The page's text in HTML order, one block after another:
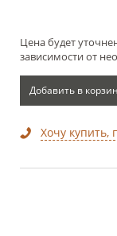
Цена будет
зависимости от
Добавить в
Хочу купить,